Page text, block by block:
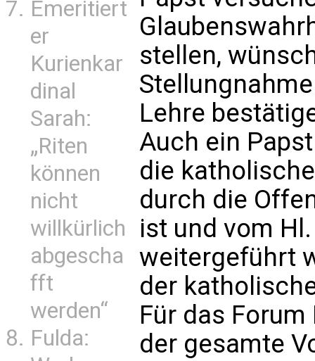
Emeritiert
er
Kurienkar
dinal
Sarah:
„Riten
können
nicht
willkürlich
abgescha
fft
werden“
Fulda:
stellen,
Lehre
Auch ein
die
durch die
ist und vom
weitergeführt
der
Für das
der gesamte